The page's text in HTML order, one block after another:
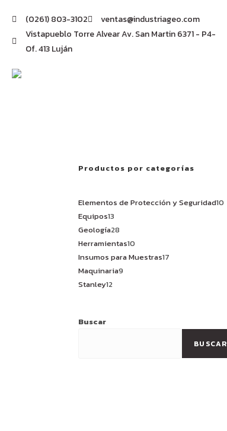
(0261) 803-3102
ventas@industriageo.com
Vistapueblo Torre Alvear Av. San Martin 6371 - P4-
Of. 413 Luján
Productos por categorías
Elementos de Protección y Seguridad10
Equipos13
Geología28
Herramientas10
Insumos para Muestras17
Maquinaria9
Stanley12
Buscar
BUSCAR